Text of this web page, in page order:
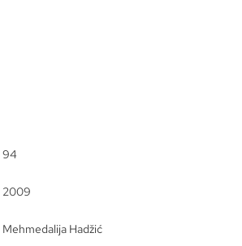
94
2009
Mehmedalija Hadžić